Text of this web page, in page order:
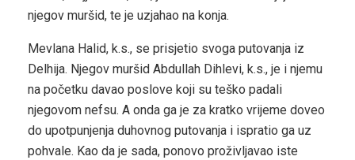
njegov muršid, te je uzjahao na konja.
Mevlana Halid, k.s., se prisjetio svoga putovanja iz
Delhija. Njegov muršid Abdullah Dihlevi, k.s., je i njemu
na početku davao poslove koji su teško padali
njegovom nefsu. A onda ga je za kratko vrijeme doveo
do upotpunjenja duhovnog putovanja i ispratio ga uz
pohvale. Kao da je sada, ponovo proživljavao iste